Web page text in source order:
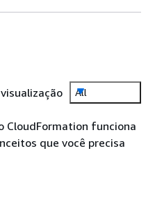
All
CloudFormation funciona
que você precisa